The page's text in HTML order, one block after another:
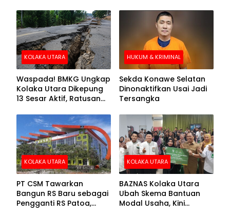
KOLAKA UTARA
Waspada! BMKG Ungkap
Kolaka Utara Dikepung
13 Sesar Aktif, Ratusan
HUKUM & KRIMINAL
Sekda Konawe Selatan
Dinonaktifkan Usai Jadi
Tersangka
KOLAKA UTARA
PT CSM Tawarkan
Bangun RS Baru sebagai
Pengganti RS Patoa,
KOLAKA UTARA
BAZNAS Kolaka Utara
Ubah Skema Bantuan
Modal Usaha, Kini